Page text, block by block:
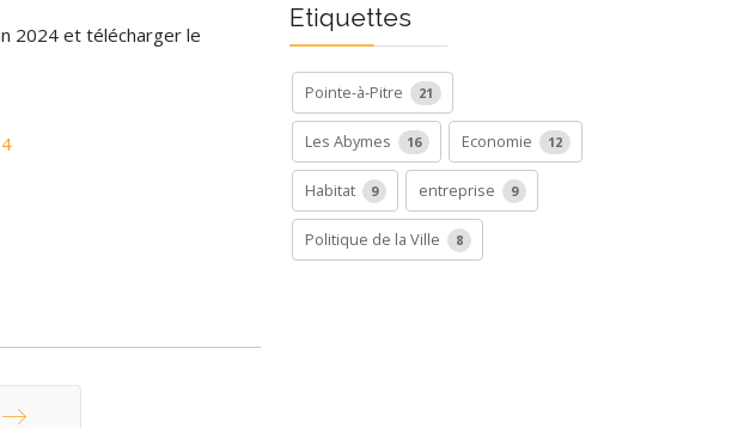
2024 et télécharger le
Etiquettes
Pointe-à-Pitre 21
Les Abymes 16 Economie 12
Habitat 9 entreprise 9
Politique de la Ville 8